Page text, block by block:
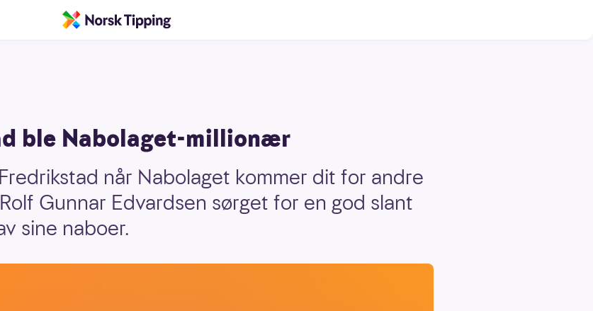
ble Nabolaget-millionær
når Nabolaget kommer dit for andre
Gunnar Edvardsen sørget for en god slant
sine naboer.